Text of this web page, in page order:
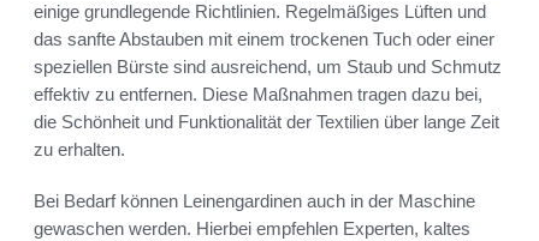
einige grundlegende Richtlinien. Regelmäßiges Lüften und
das sanfte Abstauben mit einem trockenen Tuch oder einer
speziellen Bürste sind ausreichend, um Staub und Schmutz
effektiv zu entfernen. Diese Maßnahmen tragen dazu bei,
die Schönheit und Funktionalität der Textilien über lange Zeit
zu erhalten.
Bei Bedarf können Leinengardinen auch in der Maschine
gewaschen werden. Hierbei empfehlen Experten, kaltes